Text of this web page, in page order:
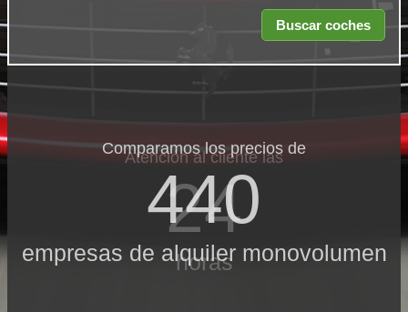
Comparamos los precios de
440
empresas de alquiler monovolumen
Atención al cliente las
24
horas